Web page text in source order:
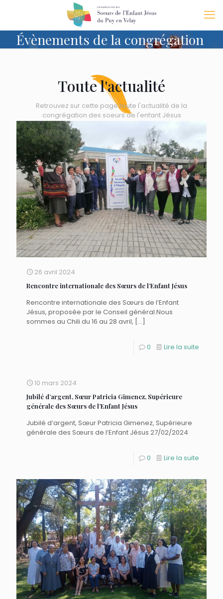
Évènements de la congrégation
Toute l'actualité
Retrouvez sur cette page toute l'actualité de la
congrégation des soeurs de l'enfant Jésus
26 avril 2024
Rencontre internationale des Sœurs de l’Enfant Jésus
Rencontre internationale des Sœurs de l’Enfant
Jésus, proposée par le Conseil général.Nous
sommes au Chili du 16 au 28 avril, […]
0 Lire la suite
10 mars 2024
Jubilé d’argent, Sœur Patricia Gimenez, Supérieure
générale des Sœurs de l’Enfant Jésus
Jubilé d’argent, Sœur Patricia Gimenez, Supérieure
générale des Sœurs de l’Enfant Jésus 27/02/2024
0 Lire la suite